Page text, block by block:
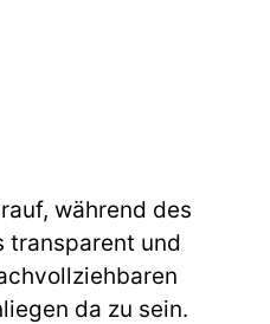
während des
transparent und
da zu sein.